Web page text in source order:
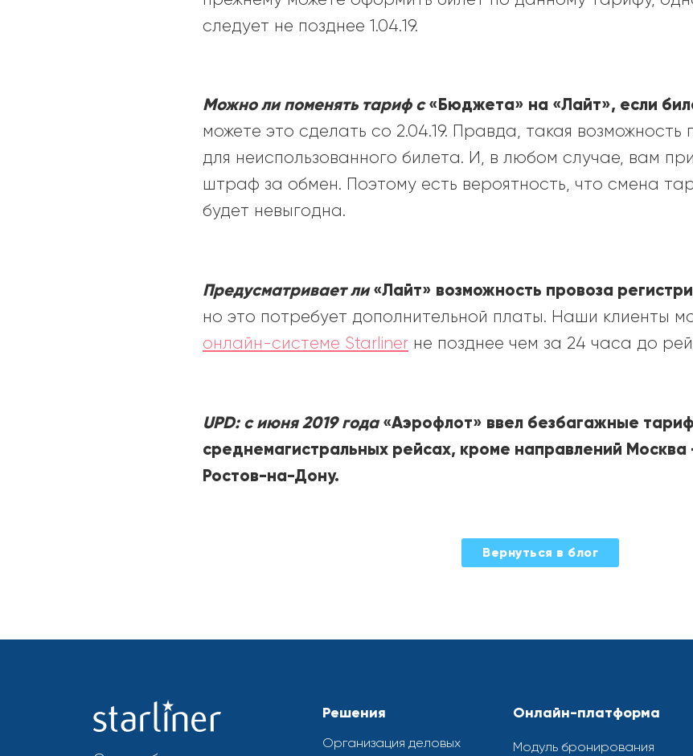
следует не позднее 1.04.19.
Можно ли поменять тариф с«Бюджета» на «Лайт», если
можете это сделать со 2.04.19. Правда, такая
для неиспользованного билета. И, в любом случае, вам
штраф за обмен. Поэтому есть вероятность, что смена
будет невыгодна.
Предусматривает ли«Лайт» возможность провоза
но это потребует дополнительной платы. Наши клиенты
онлайн-системе Starliner не позднее чем за 24 часа до
UPD: c июня 2019 года«Аэрофлот» ввел безбагажные
среднемагистральных рейсах, кроме направлений Москва
Ростов-на-Дону.
Вернуться в блог
Решения
Организация деловых
Онлайн-платформа
Модуль бронирования